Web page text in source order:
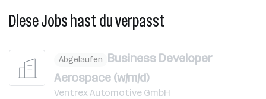
Diese Jobs hast du verpasst
Abgelaufen Business Developer
Aerospace (w/m/d)
Ventrex Automotive GmbH